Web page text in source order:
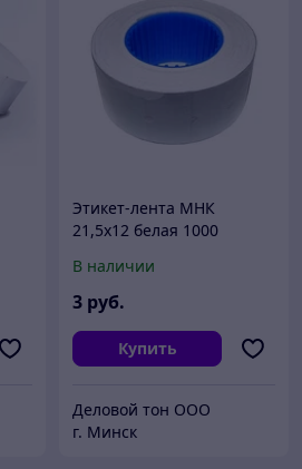
Этикет-лента МНК
21,5х12 белая 1000
В наличии
3 руб.
Купить
Деловой тон ООО
г. Минск